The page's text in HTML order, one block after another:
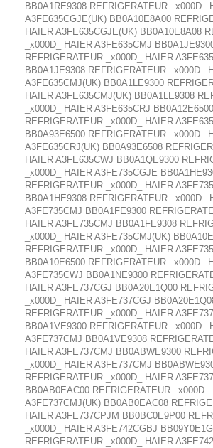
BB0A1RE9308 REFRIGERATEUR _x000D_
A3FE635CGJE(UK) BB0A10E8A00
HAIER A3FE635CGJE(UK) BB0A10E8A08
_x000D_ HAIER A3FE635CMJ
REFRIGERATEUR _x000D_ HAIER
BB0A1JE9308 REFRIGERATEUR _x000D_
A3FE635CMJ(UK) BB0A1LE9300
HAIER A3FE635CMJ(UK) BB0A1LE9308
_x000D_ HAIER A3FE635CRJ BB0A12E6500
REFRIGERATEUR _x000D_ HAIER
BB0A93E6500 REFRIGERATEUR _x000D_
A3FE635CRJ(UK) BB0A93E6508
HAIER A3FE635CWJ BB0A1QE9300
_x000D_ HAIER A3FE735CGJE
REFRIGERATEUR _x000D_ HAIER
BB0A1HE9308 REFRIGERATEUR _x000D_
A3FE735CMJ BB0A1FE9300
HAIER A3FE735CMJ BB0A1FE9308
_x000D_ HAIER A3FE735CMJ(UK)
REFRIGERATEUR _x000D_ HAIER
BB0A10E6500 REFRIGERATEUR _x000D_
A3FE735CWJ BB0A1NE9300
HAIER A3FE737CGJ BB0A20E1Q00
_x000D_ HAIER A3FE737CGJ
REFRIGERATEUR _x000D_ HAIER
BB0A1VE9300 REFRIGERATEUR _x000D_
A3FE737CMJ BB0A1VE9308
HAIER A3FE737CMJ BB0ABWE9300
_x000D_ HAIER A3FE737CMJ
REFRIGERATEUR _x000D_ HAIER
BB0AB0EAC00 REFRIGERATEUR _x000D_
A3FE737CMJ(UK) BB0AB0EAC08
HAIER A3FE737CPJM BB0BC0E9P00
_x000D_ HAIER A3FE742CGBJ
REFRIGERATEUR _x000D_ HAIER